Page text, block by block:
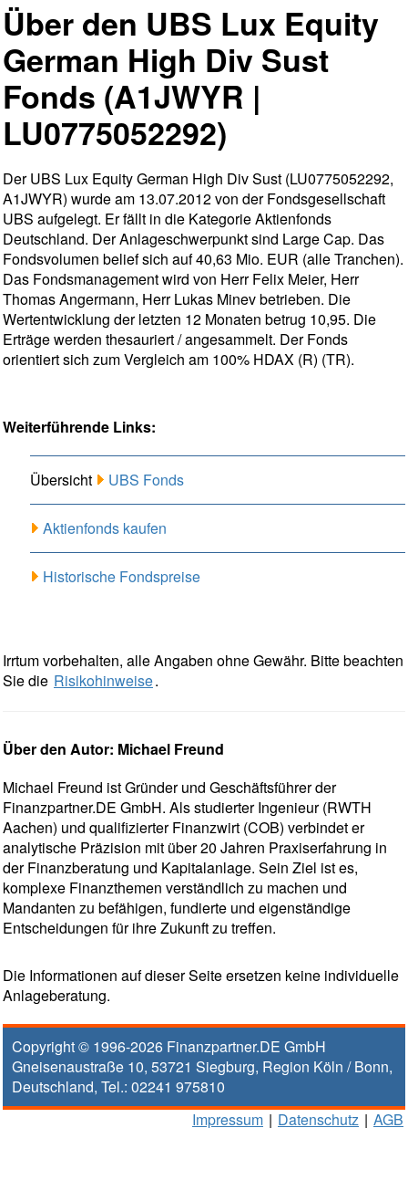
Über den UBS Lux Equity
German High Div Sust
Fonds (A1JWYR |
LU0775052292)
Der UBS Lux Equity German High Div Sust (LU0775052292,
A1JWYR) wurde am 13.07.2012 von der Fondsgesellschaft
UBS aufgelegt. Er fällt in die Kategorie Aktienfonds
Deutschland. Der Anlageschwerpunkt sind Large Cap. Das
Fondsvolumen belief sich auf 40,63 Mio. EUR (alle Tranchen).
Das Fondsmanagement wird von Herr Felix Meier, Herr
Thomas Angermann, Herr Lukas Minev betrieben. Die
Wertentwicklung der letzten 12 Monaten betrug 10,95. Die
Erträge werden thesauriert / angesammelt. Der Fonds
orientiert sich zum Vergleich am 100% HDAX (R) (TR).
Weiterführende Links:
Übersicht UBS Fonds
Aktienfonds kaufen
Historische Fondspreise
Irrtum vorbehalten, alle Angaben ohne Gewähr. Bitte beachten
Sie die Risikohinweise.
Über den Autor: Michael Freund
Michael Freund ist Gründer und Geschäftsführer der
Finanzpartner.DE GmbH. Als studierter Ingenieur (RWTH
Aachen) und qualifizierter Finanzwirt (COB) verbindet er
analytische Präzision mit über 20 Jahren Praxiserfahrung in
der Finanzberatung und Kapitalanlage. Sein Ziel ist es,
komplexe Finanzthemen verständlich zu machen und
Mandanten zu befähigen, fundierte und eigenständige
Entscheidungen für ihre Zukunft zu treffen.
Die Informationen auf dieser Seite ersetzen keine individuelle
Anlageberatung.
Copyright © 1996-2026 Finanzpartner.DE GmbH
Gneisenaustraße 10, 53721 Siegburg, Region Köln / Bonn,
Deutschland, Tel.: 02241 975810
Impressum | Datenschutz | AGB